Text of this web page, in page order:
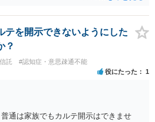
テを開示できないようにした
？
託 #認知症・意思疎通不能
役にたった 1
通は家族でもカルテ開示はできませ